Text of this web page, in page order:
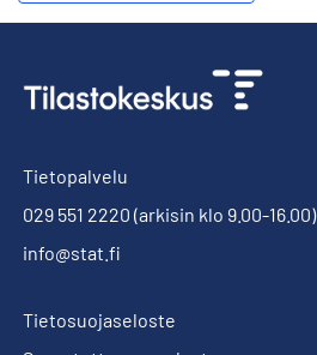
Tietopalvelu
029 551 2220 (arkisin klo 9.00-16.00)
info@stat.fi
Tietosuojaseloste